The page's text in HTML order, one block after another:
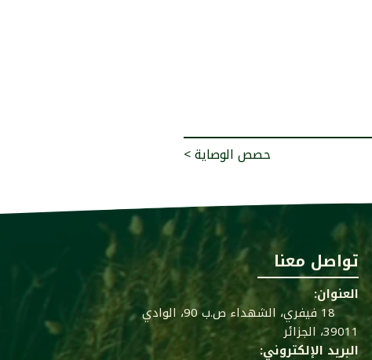
< حصص الوصاية
تواصل معنا
العنوان:
18 فيفري، الشهداء ص.ب 90، الوادي
39011، الجزائر
البريد الإلكتروني: